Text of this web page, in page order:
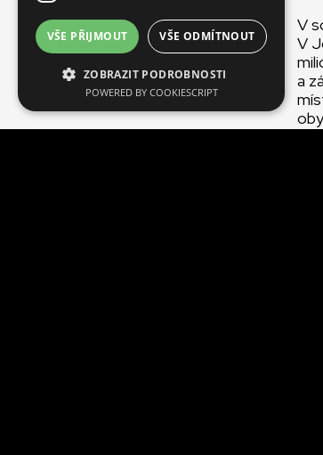
V
V
a
VŠE PŘIJMOUT VŠE ODMÍTNOUT
ZOBRAZIT PODROBNOSTI
POWERED BY COOKIESCRIPT